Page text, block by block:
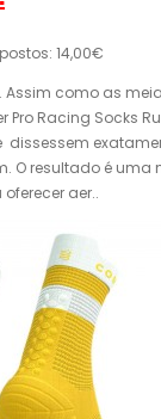
14,00€
Assim como as
Pro Racing Socks
dissessem
O resultado é
aer..